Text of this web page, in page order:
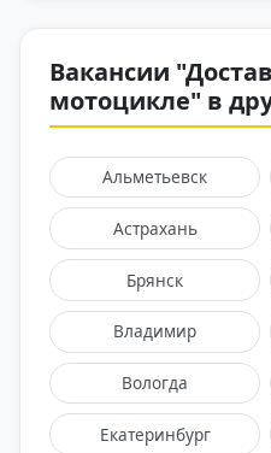
Вакансии
мотоцикле" в
Альметьевск
Астрахань
Брянск
Владимир
Вологда
Екатеринбург